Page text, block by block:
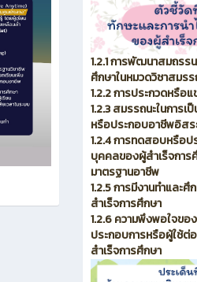
1.2.1 การพัฒนาสมถรร
ศึกษาในหมวดวิชาสมร
1.2.2 การประกวดหรือ
1.2.3 สมรรถนะในการเ
หรือประกอบอาชีพอิสร
1.2.4 การทดสอบหรือป
บุคคลของผู้สำเร็จการ
มาตรฐานอาชีพ
1.2.5 การมีงานทำและ
สำเร็จการศึกษา
1.2.6 ความพึงพอใจขอ
ประกอบการหรือผู้ใช้
สำเร็จการศึกษา